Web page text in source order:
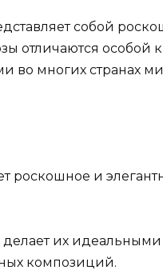
собой
отличаются особой
во многих странах
роскошное и
делает их
композиций.